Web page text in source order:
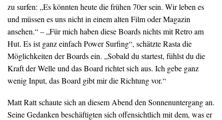
zu surfen: „Es könnten heute die frühen 70er sein. Wir leben es
und müssen es uns nicht in einem alten Film oder Magazin
ansehen.“ – „Für mich haben diese Boards nichts mit Retro am
Hut. Es ist ganz einfach Power Surfing“, schätzte Rasta die
Möglichkeiten der Boards ein. „Sobald du startest, fühlst du die
Kraft der Welle und das Board richtet sich aus. Ich gebe ganz
wenig Input, das Board gibt mir die Richtung vor.“
Matt Ratt schaute sich an diesem Abend den Sonnenuntergang an.
Seine Gedanken beschäftigten sich offensichtlich mit dem, was er